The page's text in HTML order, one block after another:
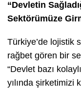
“Devletin
Sektörümüze
Türkiye’de lojistik
rağbet gören bir
“Devlet bazı
yılında şirketimizi